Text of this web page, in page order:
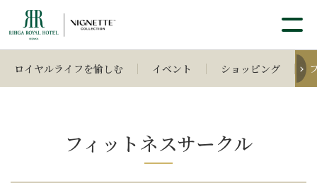
ロイヤルライフを愉しむ イベント ショッピング
フィットネスサークル